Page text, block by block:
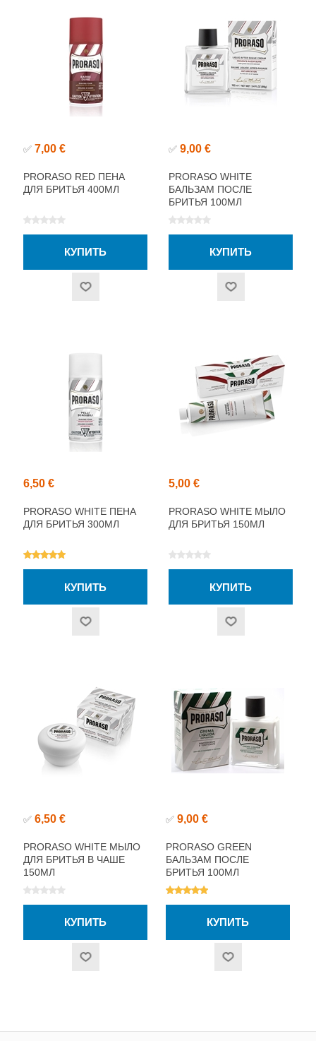
✅ 7,00 €
PRORASO RED ПЕНА
ДЛЯ БРИТЬЯ 400МЛ
✅ 9,00 €
PRORASO WHITE
БАЛЬЗАМ ПОСЛЕ
БРИТЬЯ 100МЛ
6,50 €
PRORASO WHITE ПЕНА
ДЛЯ БРИТЬЯ 300МЛ
5,00 €
PRORASO WHITE МЫЛО
ДЛЯ БРИТЬЯ 150МЛ
✅ 6,50 €
PRORASO WHITE МЫЛО
ДЛЯ БРИТЬЯ В ЧАШЕ
150МЛ
✅ 9,00 €
PRORASO GREEN
БАЛЬЗАМ ПОСЛЕ
БРИТЬЯ 100МЛ